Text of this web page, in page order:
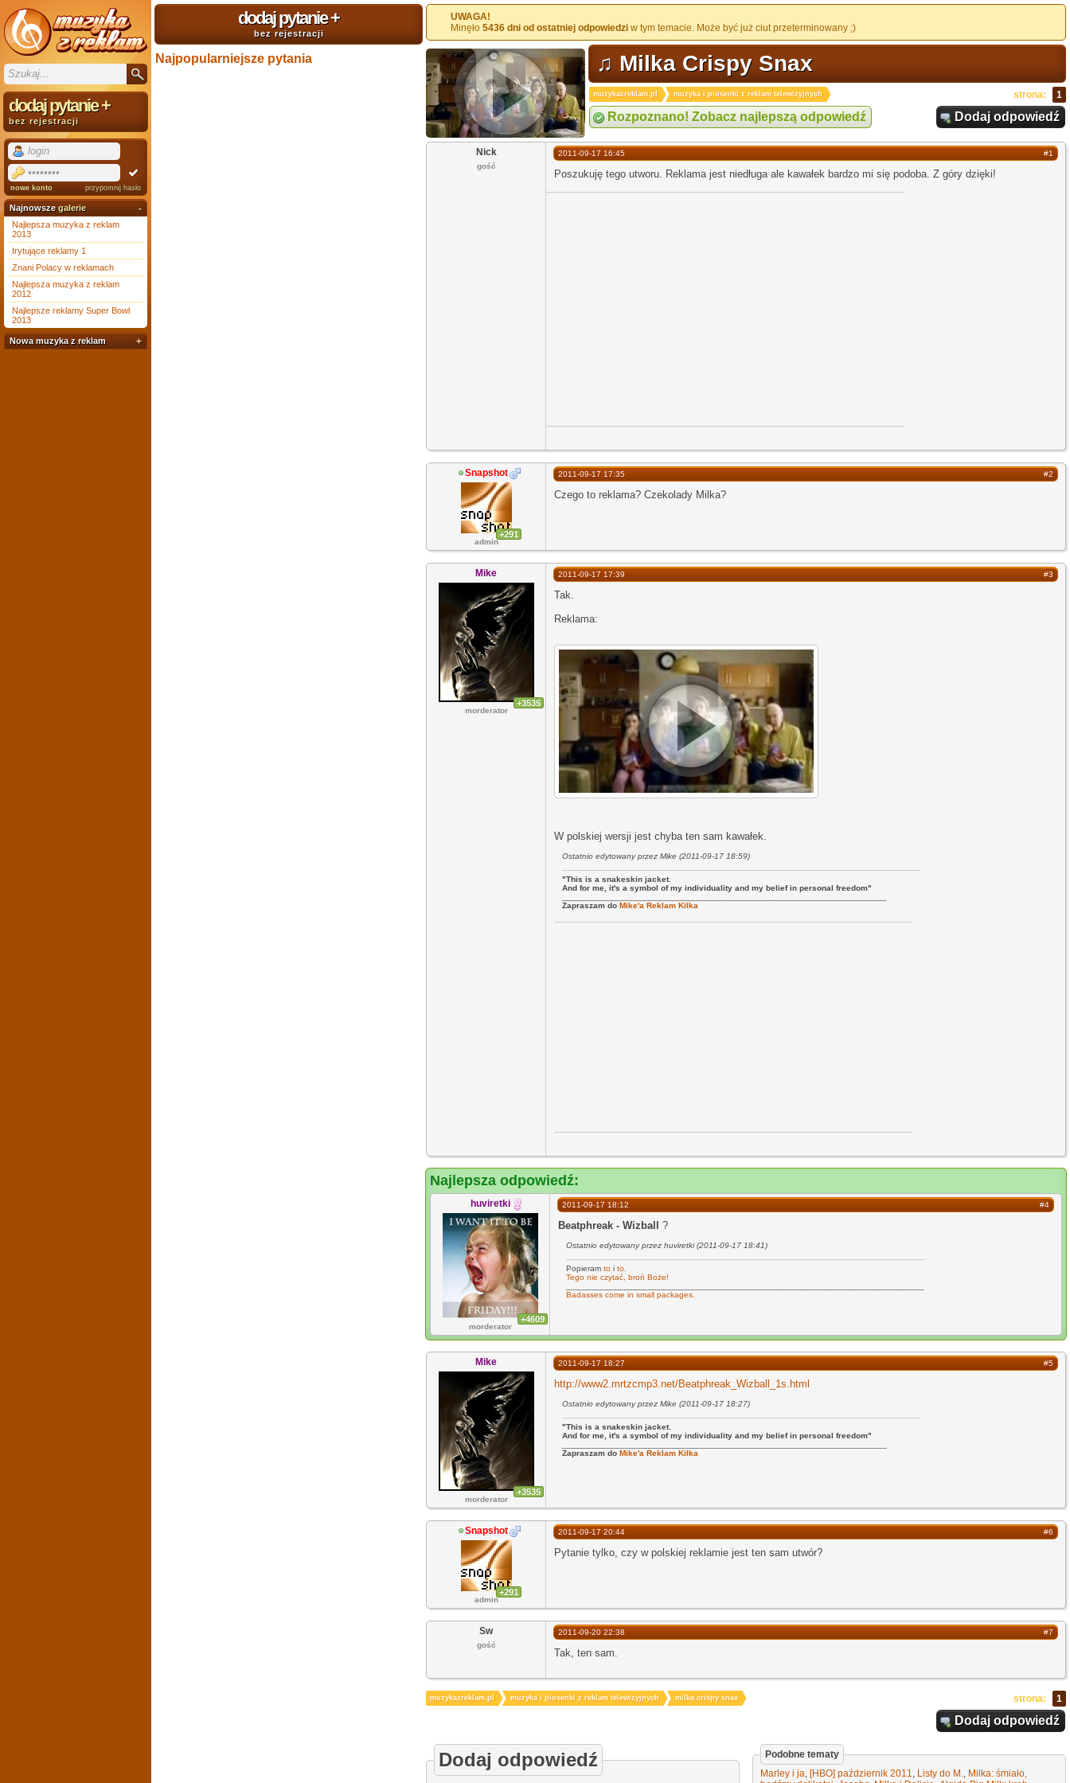
dodaj pytanie+
bez rejestracji
nowe konto przypomnij hasło
Najnowszegalerie -
Najlepsza muzyka z reklam
2013
Irytujące reklamy 1
Znani Polacy w reklamach
Najlepsza muzyka z reklam
2012
Najlepsze reklamy Super Bowl
2013
Nowa muzyka z reklam +
UWAGA!
Minęło 5436 dni od ostatniej odpowiedzi w tym temacie. Może być już ciut przeterminowany ;)
♫ Milka Crispy Snax
muzykazreklam.pl muzyka i piosenki z reklam telewizyjnych strona: 1
Rozpoznano! Zobacz najlepszą odpowiedź Dodaj odpowiedź
Nick
gość
#1
2011-09-17 16:45
Poszukuję tego utworu. Reklama jest niedługa ale kawałek bardzo mi się podoba. Z góry dzięki!
Snapshot
+291
admin
#2
2011-09-17 17:35
Czego to reklama? Czekolady Milka?
Mike
+3535
morderator
#3
2011-09-17 17:39
Tak.
Reklama:
W polskiej wersji jest chyba ten sam kawałek.
Ostatnio edytowany przez Mike (2011-09-17 18:59)
"This is a snakeskin jacket.
And for me, it's a symbol of my individuality and my belief in personal freedom"
Zapraszam do Mike'a Reklam Kilka
Najlepsza odpowiedź:
huviretki
+4609
morderator
#4
2011-09-17 18:12
Beatphreak - Wizball ?
Ostatnio edytowany przez huviretki (2011-09-17 18:41)
Popieram to i to
Tego nie czytać, broń Boże!
Badasses come in small packages.
Mike
+3535
morderator
#5
2011-09-17 18:27
http://www2.mrtzcmp3.net/Beatphreak_Wizball_1s.html
Ostatnio edytowany przez Mike (2011-09-17 18:27)
"This is a snakeskin jacket.
And for me, it's a symbol of my individuality and my belief in personal freedom"
Zapraszam do Mike'a Reklam Kilka
Snapshot
+291
admin
#6
2011-09-17 20:44
Pytanie tylko, czy w polskiej reklamie jest ten sam utwór?
Sw
gość
#7
2011-09-20 22:38
Tak, ten sam.
muzykazreklam.pl muzyka i piosenki z reklam telewizyjnych milka crispy snax strona: 1
Dodaj odpowiedź
Dodaj odpowiedź
Podobne tematy
Marley i ja, [HBO] październik 2011, Listy do M., Milka: śmiało,
dodaj pytanie+
bez rejestracji
Najpopularniejsze pytania